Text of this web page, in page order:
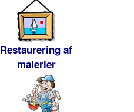
Restaurering af
malerier